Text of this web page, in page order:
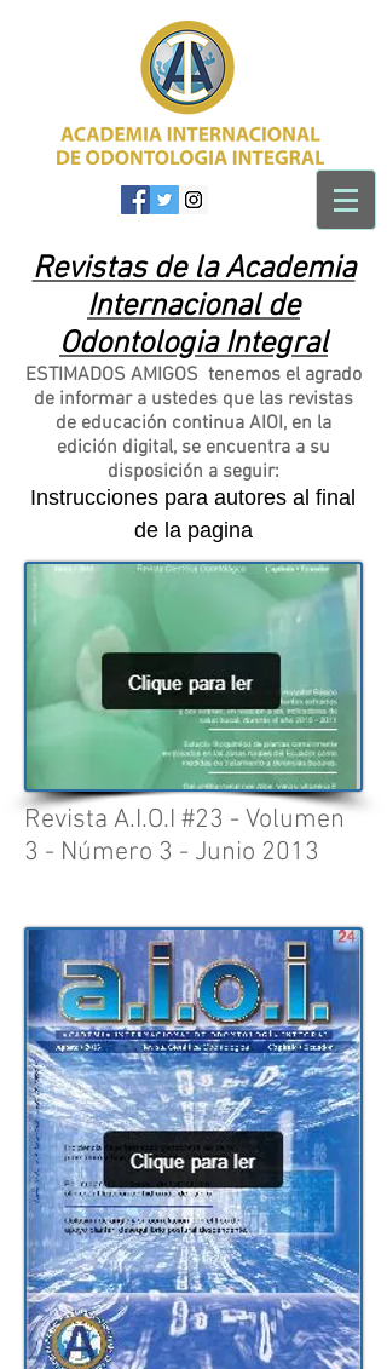
Revistas de la Academia
Internacional de
Odontologia Integral
ESTIMADOS AMIGOS tenemos el agrado
de informar a ustedes que las revistas
de educación continua AIOI, en la
edición digital, se encuentra a su
disposición a seguir:
Instrucciones para autores al final
de la pagina
Revista A.I.O.I #23 - Volumen
3 - Número 3 - Junio 2013